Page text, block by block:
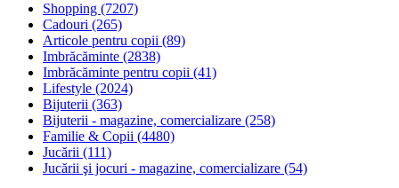
Shopping (7207)
Cadouri (265)
Articole pentru copii (89)
Imbrăcăminte (2838)
Imbrăcăminte pentru copii (41)
Lifestyle (2024)
Bijuterii (363)
Bijuterii - magazine, comercializare (258)
Familie & Copii (4480)
Jucării (111)
Jucării şi jocuri - magazine, comercializare (54)